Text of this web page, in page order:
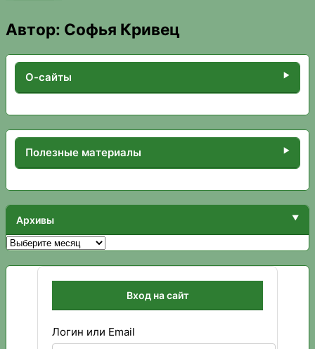
Автор: Софья Кривец
О-сайты
Полезные материалы
Архивы
Архивы
Вход на сайт
Логин или Email